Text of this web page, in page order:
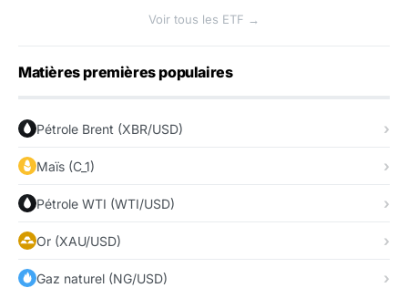
Voir tous les ETF →
Matières premières populaires
Pétrole Brent (XBR/USD)
Maïs (C_1)
Pétrole WTI (WTI/USD)
Or (XAU/USD)
Gaz naturel (NG/USD)